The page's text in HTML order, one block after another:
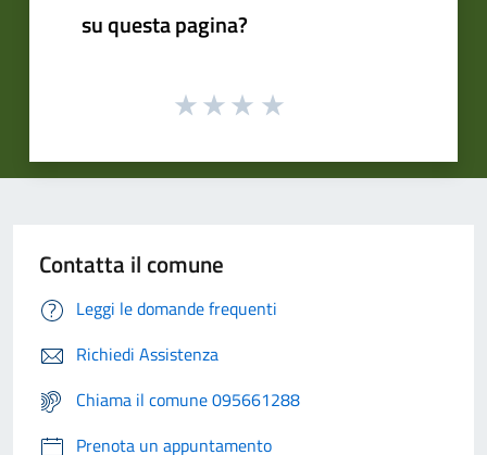
su questa pagina?
Contatta il comune
Leggi le domande frequenti
Richiedi Assistenza
Chiama il comune 095661288
Prenota un appuntamento